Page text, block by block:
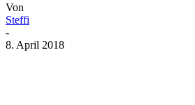
Von
Steffi
-
8. April 2018